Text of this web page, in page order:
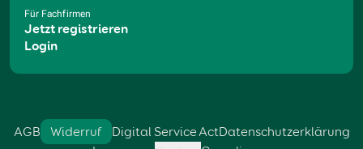
Für Fachfirmen
Jetzt registrieren
Login
AGB Widerruf Digital Service ActDatenschutzerklärung